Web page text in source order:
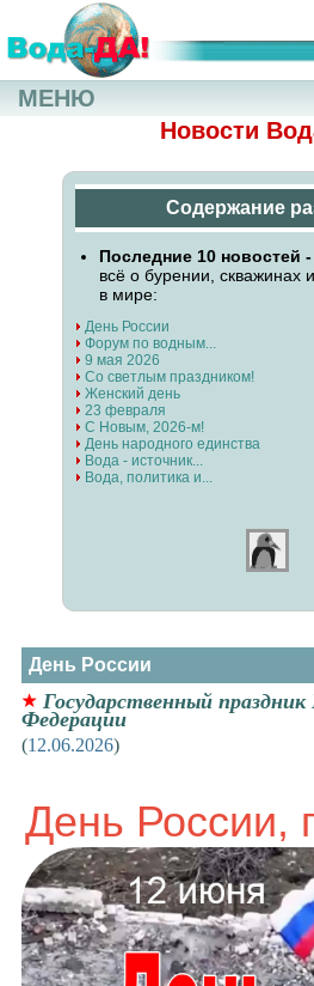
Новости
Содержание
Последние 10 новостей -
всё о бурении, скважинах
в мире:
День России
Форум по водным...
9 мая 2026
Со светлым праздником!
Женский день
23 февраля
С Новым, 2026-м!
День народного единства
Вода - источник...
Вода, политика и...
День России
Государственный праздник
Федерации
(12.06.2026)
День России,
МЕНЮ